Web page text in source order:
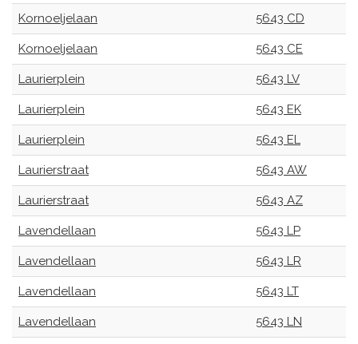
Kornoeljelaan 5643 CD
Kornoeljelaan 5643 CE
Laurierplein 5643 LV
Laurierplein 5643 EK
Laurierplein 5643 EL
Laurierstraat 5643 AW
Laurierstraat 5643 AZ
Lavendellaan 5643 LP
Lavendellaan 5643 LR
Lavendellaan 5643 LT
Lavendellaan 5643 LN